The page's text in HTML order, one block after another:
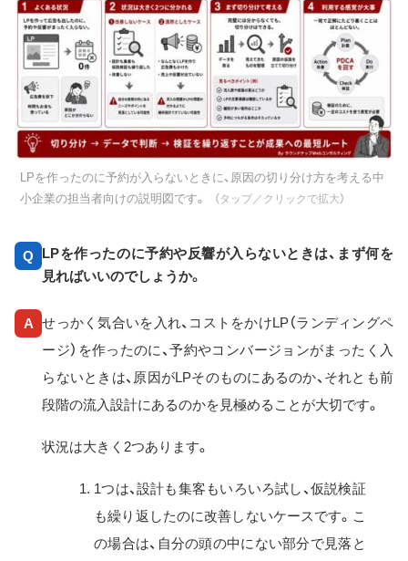
LPを作ったのに予約が入らないときに、原因の切り分け方を考える中
小企業の担当者向けの説明図です。
（タップ／クリックで拡大）
Q
LPを作ったのに予約や反響が入らないときは、まず何を
見ればいいのでしょうか。
A
せっかく気合いを入れ、コストをかけLP（ランディングペ
ージ）を作ったのに、予約やコンバージョンがまったく入
らないときは、原因がLPそのものにあるのか、それとも前
段階の流入設計にあるのかを見極めることが大切です。
状況は大きく2つあります。
1つは、設計も集客もいろいろ試し、仮説検証
も繰り返したのに改善しないケースです。こ
の場合は、自分の頭の中にない部分で見落と